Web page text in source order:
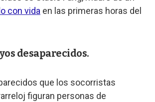
con vida en las primeras horas del
desaparecidos.
que los socorristas
figuran personas de